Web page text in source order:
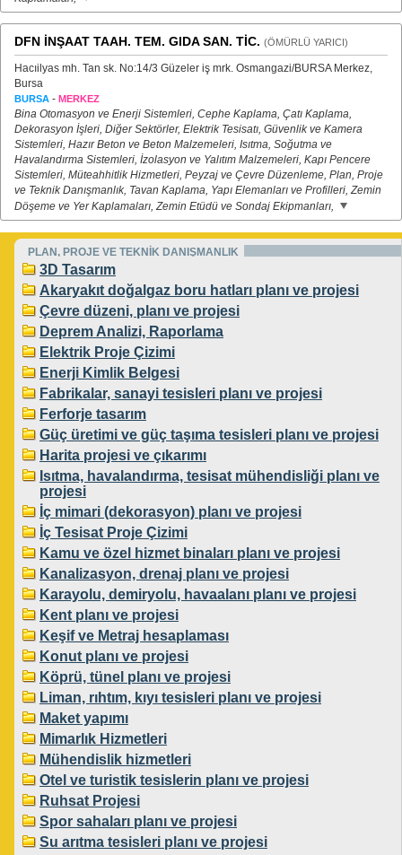
DFN İNŞAAT TAAH. TEM. GIDA SAN. TİC. (ÖMÜRLÜ YARICI)
Hacıilyas mh. Tan sk. No:14/3 Güzeler iş mrk. Osmangazi/BURSA Merkez,
Bursa
BURSA - MERKEZ
Bina Otomasyon ve Enerji Sistemleri, Cephe Kaplama, Çatı Kaplama,
Dekorasyon İşleri, Diğer Sektörler, Elektrik Tesisatı, Güvenlik ve Kamera
Sistemleri, Hazır Beton ve Beton Malzemeleri, Isıtma, Soğutma ve
Havalandırma Sistemleri, İzolasyon ve Yalıtım Malzemeleri, Kapı Pencere
Sistemleri, Müteahhitlik Hizmetleri, Peyzaj ve Çevre Düzenleme, Plan, Proje
ve Teknik Danışmanlık, Tavan Kaplama, Yapı Elemanları ve Profilleri, Zemin
Döşeme ve Yer Kaplamaları, Zemin Etüdü ve Sondaj Ekipmanları,
PLAN, PROJE VE TEKNİK DANIŞMANLIK
3D Tasarım
Akaryakıt doğalgaz boru hatları planı ve projesi
Çevre düzeni, planı ve projesi
Deprem Analizi, Raporlama
Elektrik Proje Çizimi
Enerji Kimlik Belgesi
Fabrikalar, sanayi tesisleri planı ve projesi
Ferforje tasarım
Güç üretimi ve güç taşıma tesisleri planı ve projesi
Harita projesi ve çıkarımı
Isıtma, havalandırma, tesisat mühendisliği planı ve
projesi
İç mimari (dekorasyon) planı ve projesi
İç Tesisat Proje Çizimi
Kamu ve özel hizmet binaları planı ve projesi
Kanalizasyon, drenaj planı ve projesi
Karayolu, demiryolu, havaalanı planı ve projesi
Kent planı ve projesi
Keşif ve Metraj hesaplaması
Konut planı ve projesi
Köprü, tünel planı ve projesi
Liman, rıhtım, kıyı tesisleri planı ve projesi
Maket yapımı
Mimarlık Hizmetleri
Mühendislik hizmetleri
Otel ve turistik tesislerin planı ve projesi
Ruhsat Projesi
Spor sahaları planı ve projesi
Su arıtma tesisleri planı ve projesi